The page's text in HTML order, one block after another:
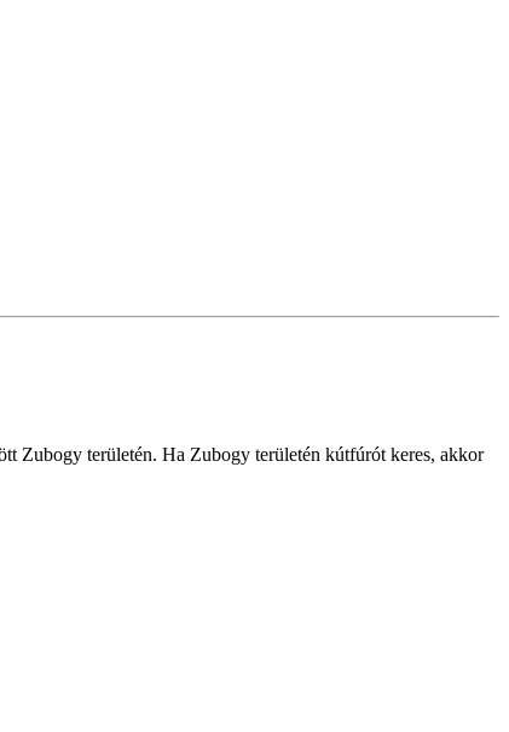
Zubogy területén. Ha Zubogy területén kútfúrót keres, akkor